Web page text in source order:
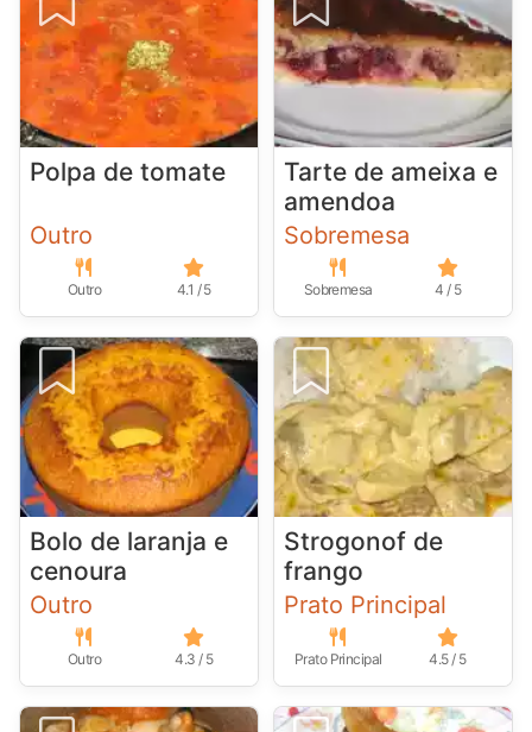
Polpa de tomate
Outro
Outro 4.1 / 5
Tarte de ameixa e
amendoa
Sobremesa
Sobremesa 4 / 5
Bolo de laranja e
cenoura
Outro
Outro 4.3 / 5
Strogonof de
frango
Prato Principal
Prato Principal 4.5 / 5